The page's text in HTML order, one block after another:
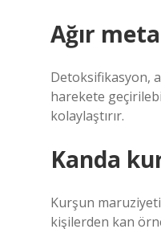
Ağır
Detoksifikasyon,
harekete
kolaylaştırır.
Kanda
Kurşun
kişilerden kan